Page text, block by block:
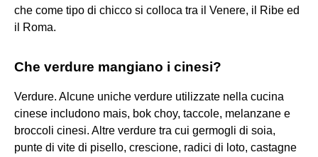
che come tipo di chicco si colloca tra il Venere, il Ribe ed
il Roma.
Che verdure mangiano i cinesi?
Verdure. Alcune uniche verdure utilizzate nella cucina
cinese includono mais, bok choy, taccole, melanzane e
broccoli cinesi. Altre verdure tra cui germogli di soia,
punte di vite di pisello, crescione, radici di loto, castagne